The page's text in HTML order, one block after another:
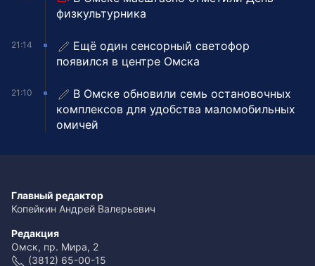
физкультурника
21:14
Ещё один сенсорный светофор
появился в центре Омска
21:10
В Омске обновили семь остановочных
комплексов для удобства маломобильных
омичей
Главный редактор
Копейкин Андрей Валерьевич
Редакция
Омск, пр. Мира, 2
(3812) 65-00-15